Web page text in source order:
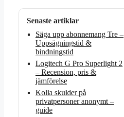
Senaste artiklar
Säga upp abonnemang Tre –
Uppsägningstid &
bindningstid
Logitech G Pro Superlight 2
– Recension, pris &
jämförelse
Kolla skulder på
privatpersoner anonymt –
guide